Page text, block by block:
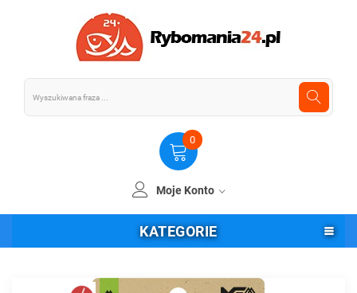
0
Moje Konto
KATEGORIE